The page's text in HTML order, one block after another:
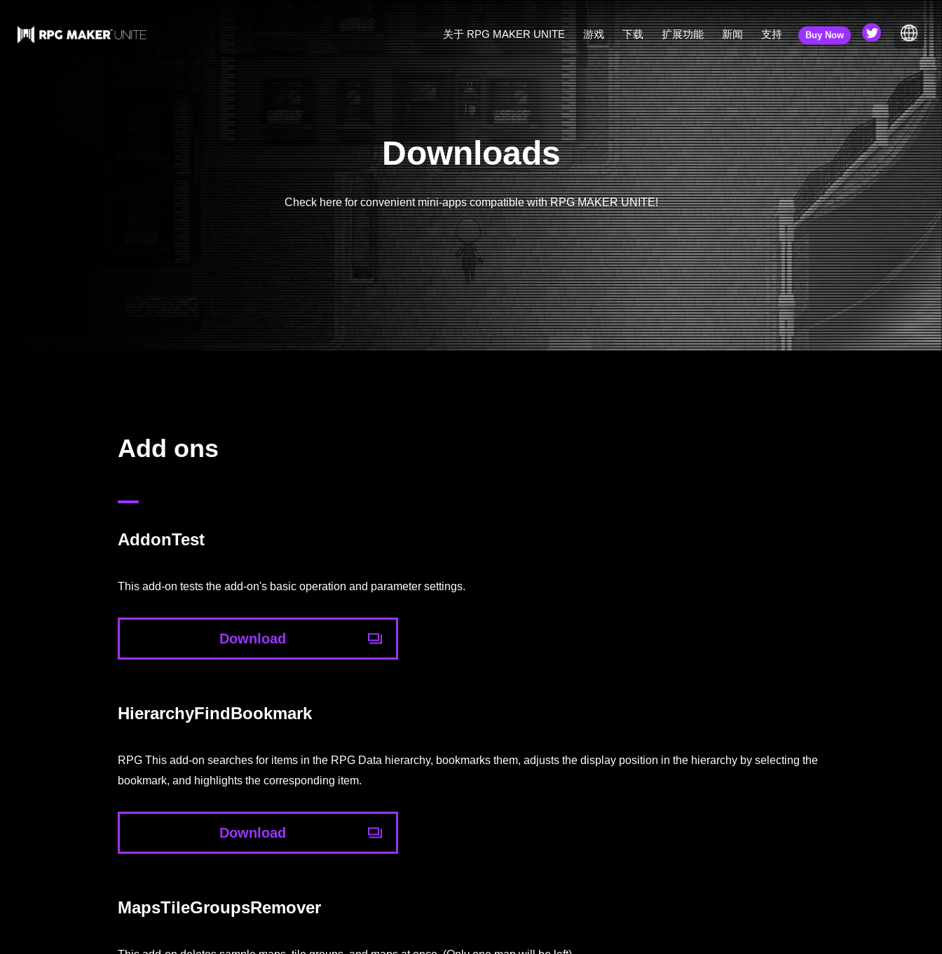
关于 RPG MAKER UNITE
什么是“MAKER”系列？
新功能！
游戏
示例游戏
下载
插件
扩展功能
3D 角色转换器
PiXel ScaLer
新闻
新闻
更新日志
支持
教程
社区
社区（旧版）
在线手册
API 文档
最终用户许可协议（EULA）
新手课程
常见问题
Buy Now
JA
EN
ZH
Downloads
Check here for convenient mini-apps compatible with RPG MAKER UNITE!
Add ons
AddonTest
This add-on tests the add-on's basic operation and parameter settings.
Download
HierarchyFindBookmark
RPG This add-on searches for items in the RPG Data hierarchy, bookmarks them, adjusts the display position in the hierarchy by selecting the
bookmark, and highlights the corresponding item.
Download
MapsTileGroupsRemover